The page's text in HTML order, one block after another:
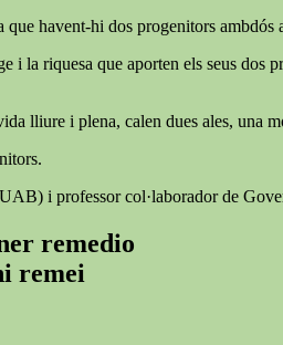
havent-hi dos progenitors
i la riquesa que aporten els seus
lliure i plena, calen dues ales, una
i professor col·laborador de
remedio
remei